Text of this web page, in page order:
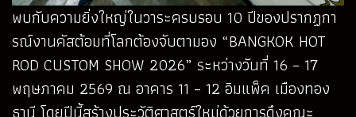
พบกับความยิ่งใหญ่ในวาระครบรอบ 10 ปีของปรากฏกา
รณ์งานคัสต้อมที่โลกต้องจับตามอง “BANGKOK HOT
ROD CUSTOM SHOW 2026” ระหว่างวันที่ 16 – 17
พฤษภาคม 2569 ณ อาคาร 11 – 12 อิมแพ็ค เมืองทอง